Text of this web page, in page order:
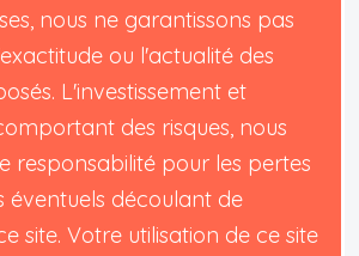
nous ne garantissons pas
ou l'actualité des
L'investissement et
des risques, nous
responsabilité pour les pertes
éventuels découlant de
site. Votre utilisation de ce site